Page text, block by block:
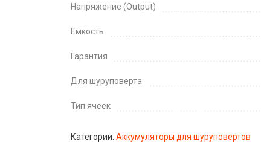
Напряжение (Output)
Емкость
Гарантия
Для шуруповерта
Тип ячеек
Категории: Аккумуляторы для шуруповертов